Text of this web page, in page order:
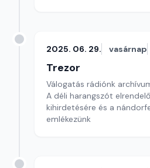
2025. 06. 29. vasárnap
Trezor
Válogatás rádiónk
A déli harangszót
kihirdetésére és a
emlékezünk